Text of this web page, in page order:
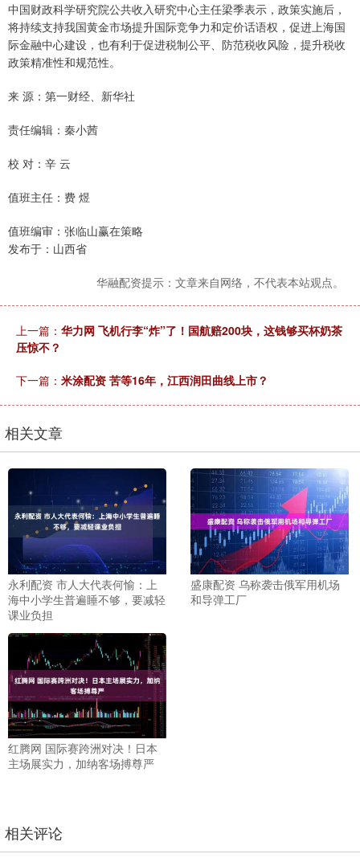
中国财政科学研究院公共收入研究中心主任梁季表示，政策实施后，
将持续支持我国黄金市场提升国际竞争力和定价话语权，促进上海国
际金融中心建设，也有利于促进税制公平、防范税收风险，提升税收
政策精准性和规范性。
来 源：第一财经、新华社
责任编辑：秦小茜
校 对：辛 云
值班主任：费 煜
值班编审：张临山赢在策略
发布于：山西省
华融配资提示：文章来自网络，不代表本站观点。
上一篇： 华力网 飞机行李“炸”了！国航赔200块，这钱够买杯奶茶
压惊不？
下一篇： 米涂配资 苦等16年，江西润田曲线上市？
相关文章
永利配资 市人大代表何愉：上
海中小学生普遍睡不够，要减轻
课业负担
盛康配资 乌称袭击俄军用机场
和导弹工厂
红腾网 国际赛跨洲对决！日本
主场展实力，加纳客场搏尊严
相关评论